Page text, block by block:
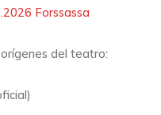
Forssassa
del teatro: